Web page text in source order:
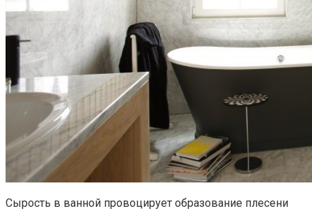
Сырость в ванной провоцирует образование плесени